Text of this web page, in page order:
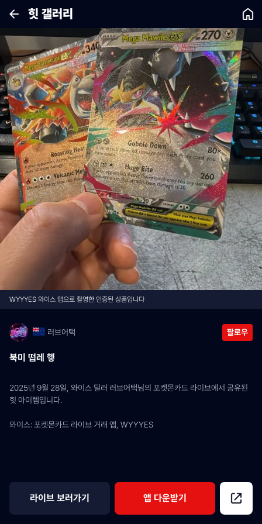
힛 갤러리
WYYYES 와이스 앱으로 촬영한 인증된 상품입니다
러브어택 팔로우
북미 떱레 헿
2025년 9월 28일, 와이스 딜러 러브어택님의 포켓몬카드 라이브에서 공유된
힛 아이템입니다.
와이스: 포켓몬카드 라이브 거래 앱, WYYYES
라이브 보러가기 앱 다운받기